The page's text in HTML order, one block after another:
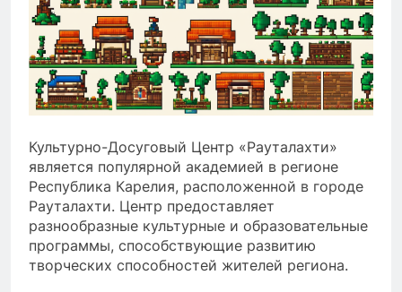
Культурно-Досуговый Центр «Рауталахти»
является популярной академией в регионе
Республика Карелия, расположенной в городе
Рауталахти. Центр предоставляет
разнообразные культурные и образовательные
программы, способствующие развитию
творческих способностей жителей региона.